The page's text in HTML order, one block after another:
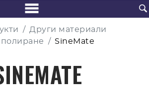
Други материали
полиране
SineMate